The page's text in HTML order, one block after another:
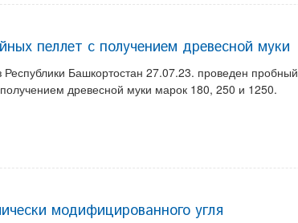
пеллет с получением древесной муки
Республики Башкортостан 27.07.23. проведен пробный
древесной муки марок 180, 250 и 1250.
модифицированного угля